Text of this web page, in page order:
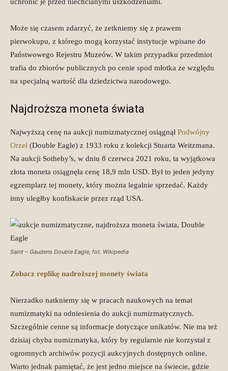
Może się czasem zdarzyć, że zetkniemy się z prawem
pierwokupu, z którego mogą korzystać instytucje wpisane do
Państwowego Rejestru Muzeów. W takim przypadku przedmiot
trafia do zbiorów publicznych po cenie spod młotka ze względu
na specjalną wartość dla dziedzictwa narodowego.
Najdroższa moneta świata
Najwyższą cenę na aukcji numizmatycznej osiągnął Podwójny
Orzeł (Double Eagle) z 1933 roku z kolekcji Stuarta Weitzmana.
Na aukcji Sotheby’s, w dniu 8 czerwca 2021 roku, ta wyjątkowa
złota moneta osiągnęła cenę 18,9 mln USD. Był to jeden jedyny
egzemplarz tej monety, który można legalnie sprzedać. Każdy
inny uległby konfiskacie przez rząd USA.
Saint – Gaudens Double Eagle, fot. Wikipedia
Zobacz replikę nadroższej monety świata
Nierzadko natkniemy się w pracach naukowych na temat
numizmatyki na odniesienia do aukcji numizmatycznych.
Szczególnie cenne są informacje dotyczące unikatów. Nie ma też
dzisiaj chyba numizmatyka, który by regularnie nie korzystał z
ogromnych archiwów pozycji aukcyjnych dostępnych online.
Warto jednak pamiętać, że jest jedno miejsce na świecie, gdzie